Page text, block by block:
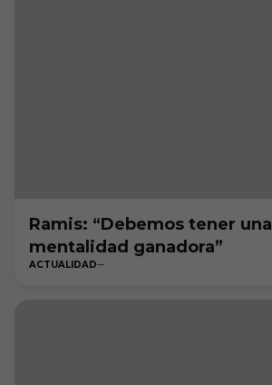
Ramis: “Debemos tener una
mentalidad ganadora”
ACTUALIDAD